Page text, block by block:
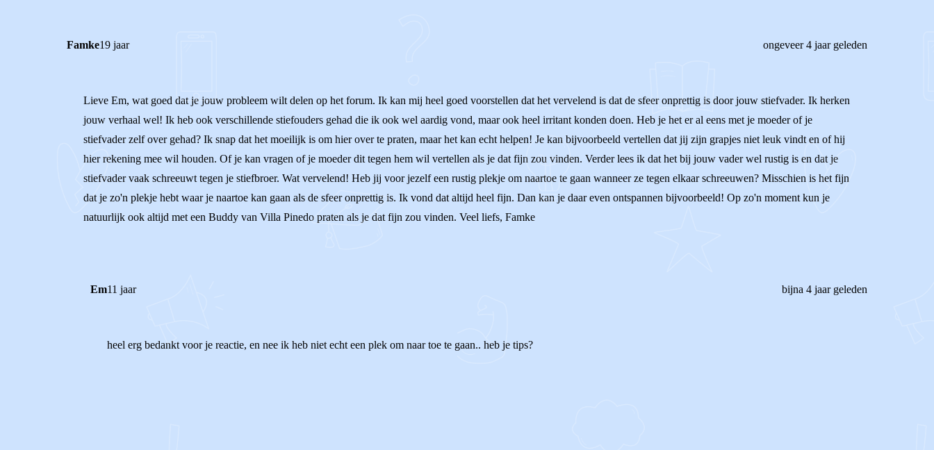
Famke19 jaar ongeveer 4 jaar geleden
Lieve Em, wat goed dat je jouw probleem wilt delen op het forum. Ik kan mij heel goed voorstellen dat het vervelend is dat de sfeer onprettig is door jouw stiefvader. Ik herken
jouw verhaal wel! Ik heb ook verschillende stiefouders gehad die ik ook wel aardig vond, maar ook heel irritant konden doen. Heb je het er al eens met je moeder of je
stiefvader zelf over gehad? Ik snap dat het moeilijk is om hier over te praten, maar het kan echt helpen! Je kan bijvoorbeeld vertellen dat jij zijn grapjes niet leuk vindt en of hij
hier rekening mee wil houden. Of je kan vragen of je moeder dit tegen hem wil vertellen als je dat fijn zou vinden. Verder lees ik dat het bij jouw vader wel rustig is en dat je
stiefvader vaak schreeuwt tegen je stiefbroer. Wat vervelend! Heb jij voor jezelf een rustig plekje om naartoe te gaan wanneer ze tegen elkaar schreeuwen? Misschien is het fijn
dat je zo'n plekje hebt waar je naartoe kan gaan als de sfeer onprettig is. Ik vond dat altijd heel fijn. Dan kan je daar even ontspannen bijvoorbeeld! Op zo'n moment kun je
natuurlijk ook altijd met een Buddy van Villa Pinedo praten als je dat fijn zou vinden. Veel liefs, Famke
Em11 jaar bijna 4 jaar geleden
heel erg bedankt voor je reactie, en nee ik heb niet echt een plek om naar toe te gaan.. heb je tips?